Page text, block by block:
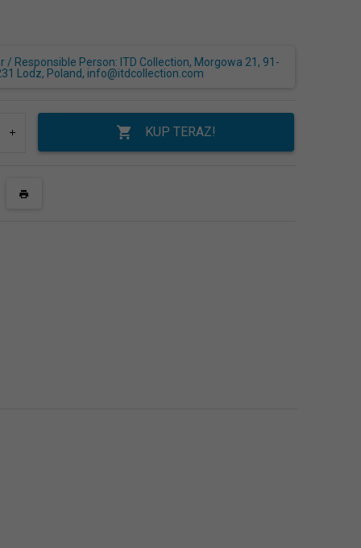
/ Responsible Person: ITD Collection, Morgowa 21, 91-
Lodz, Poland, info@itdcollection.com
KUP TERAZ!